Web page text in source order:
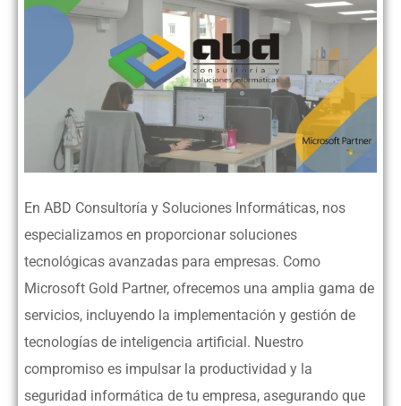
En ABD Consultoría y Soluciones Informáticas, nos
especializamos en proporcionar soluciones
tecnológicas avanzadas para empresas. Como
Microsoft Gold Partner, ofrecemos una amplia gama de
servicios, incluyendo la implementación y gestión de
tecnologías de inteligencia artificial. Nuestro
compromiso es impulsar la productividad y la
seguridad informática de tu empresa, asegurando que